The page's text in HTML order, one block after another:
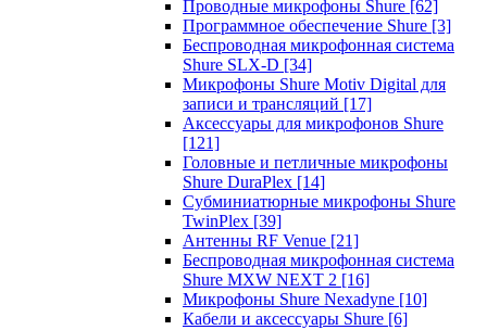
Проводные микрофоны Shure [62]
Программное обеспечение Shure [3]
Беспроводная микрофонная система
Shure SLX-D [34]
Микрофоны Shure Motiv Digital для
записи и трансляций [17]
Аксессуары для микрофонов Shure
[121]
Головные и петличные микрофоны
Shure DuraPlex [14]
Субминиатюрные микрофоны Shure
TwinPlex [39]
Антенны RF Venue [21]
Беспроводная микрофонная система
Shure MXW NEXT 2 [16]
Микрофоны Shure Nexadyne [10]
Кабели и аксессуары Shure [6]